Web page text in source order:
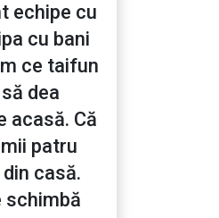
echipe cu
cu bani
ce taifun
dea
acasă. Că
patru
casă.
schimbă